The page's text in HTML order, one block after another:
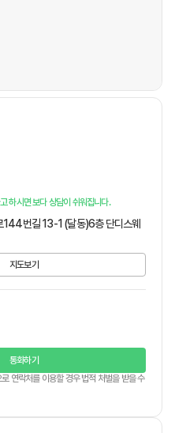
하시면 보다 상담이 쉬워집니다.
번길 13-1 (달동)6층 단디스웨
지도보기
통화하기
연락처를 이용할 경우 법적 처벌을 받을 수